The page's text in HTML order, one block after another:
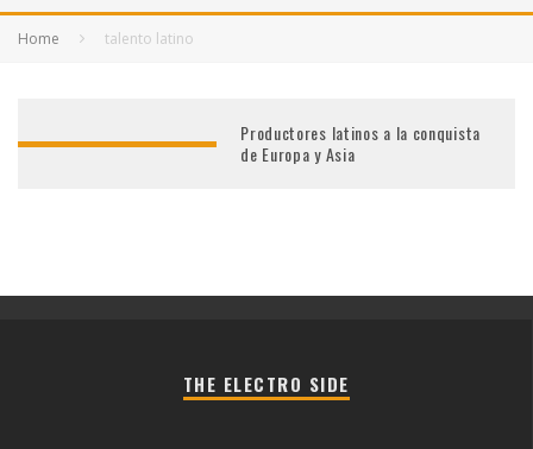
Home talento latino
Productores latinos a la conquista
de Europa y Asia
THE ELECTRO SIDE